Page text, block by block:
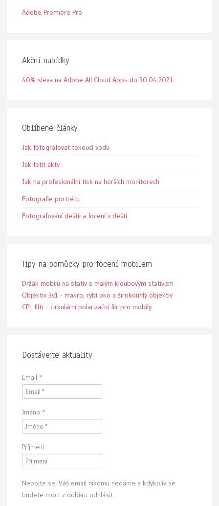
Adobe Premiere Pro
Akční nabídky
40% sleva na Adobe All Cloud Apps do 30.04.2021
Oblíbené články
Jak fotografovat tekoucí vodu
Jak fotit akty
Jak na profesionální tisk na horších monitorech
Fotografie portrétu
Fotografování deště a focení v dešti
Tipy na pomůcky pro focení mobilem
Držák mobilu na stativ s malým kloubovým stativem
Objektiv 3v1 - makro, rybí oko a širokoúhlý objektiv
CPL filtr - cirkulární polarizační filr pro mobily
Dostávejte aktuality
Email *
Jméno *
Příjmení
Nebojte se, Váš email nikomu nedáme a kdykoliv se
budete moct z odběru odhlásit.